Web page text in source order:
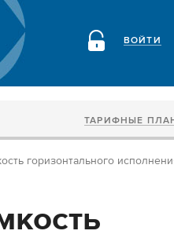
ВОЙТИ
ТАРИФНЫЕ
горизонтального